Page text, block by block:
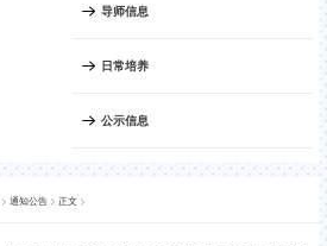
导师信息
日常培养
公示信息
> 通知公告 > 正文 >